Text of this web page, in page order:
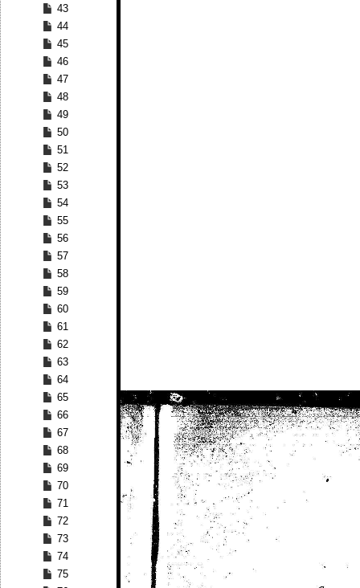
43
44
45
46
47
48
49
50
51
52
53
54
55
56
57
58
59
60
61
62
63
64
65
66
67
68
69
70
71
72
73
74
75